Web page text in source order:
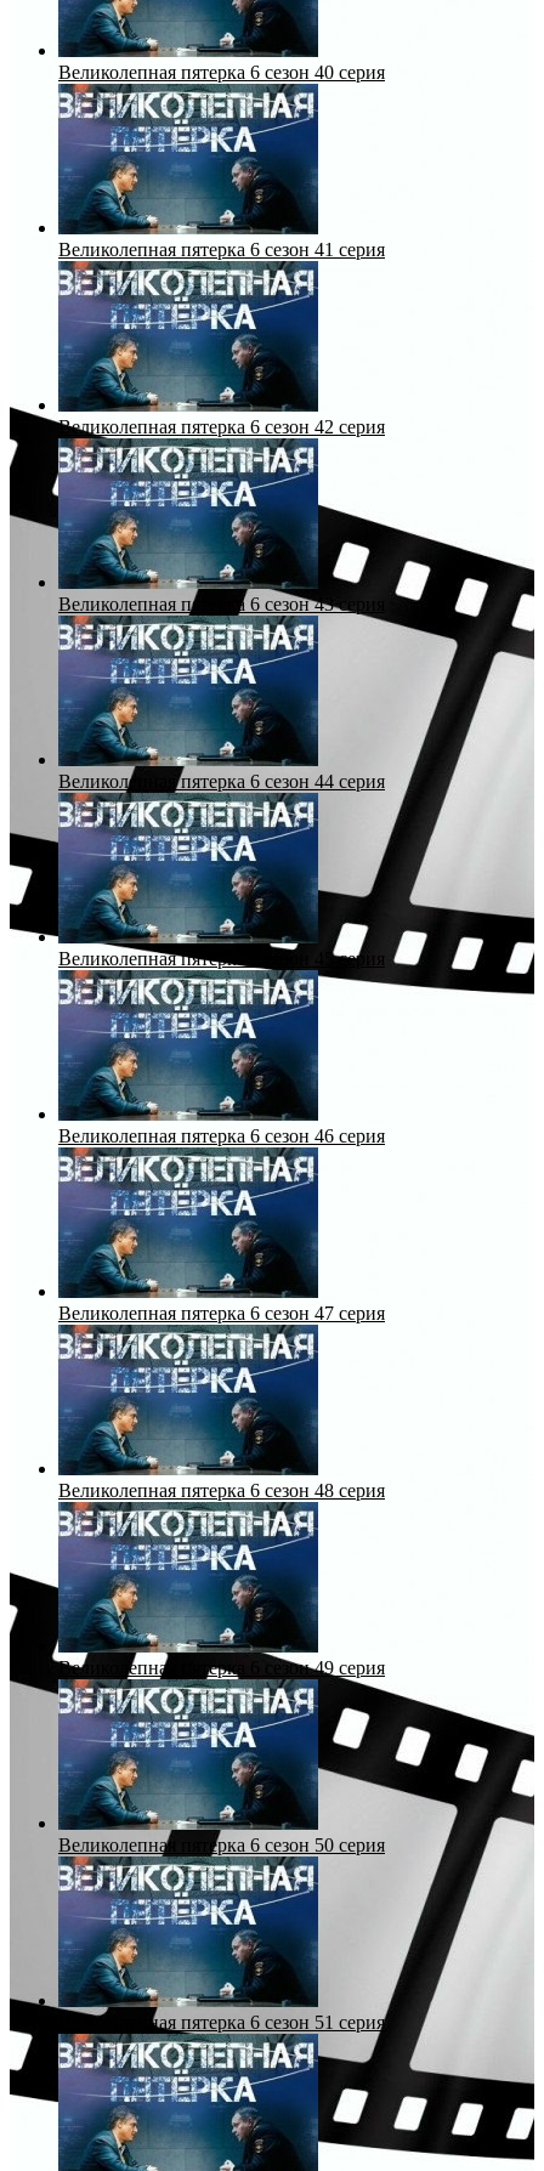
Великолепная пятерка 6 сезон 40 серия
Великолепная пятерка 6 сезон 41 серия
Великолепная пятерка 6 сезон 42 серия
Великолепная пятерка 6 сезон 43 серия
Великолепная пятерка 6 сезон 44 серия
Великолепная пятерка 6 сезон 45 серия
Великолепная пятерка 6 сезон 46 серия
Великолепная пятерка 6 сезон 47 серия
Великолепная пятерка 6 сезон 48 серия
Великолепная пятерка 6 сезон 49 серия
Великолепная пятерка 6 сезон 50 серия
Великолепная пятерка 6 сезон 51 серия